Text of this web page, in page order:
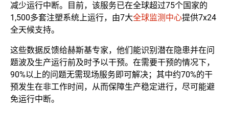
减少运行中断。目前，该服务已在全球超过75个国家的
1,500多套注塑系统上运行，由7大全球监测中心提供7x24
全天候支持。
这些数据反馈给赫斯基专家，他们能识别潜在隐患并在问
题波及生产运行前及时予以干预。在需要干预的情况下，
90%以上的问题无需现场服务即可解决；其中约70%的干
预发生在非工作时间，从而保障生产稳定进行，尽可能避
免运行中断。